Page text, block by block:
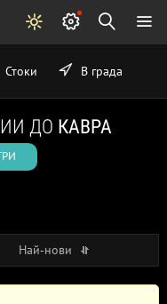
Стоки В града
ДО КАВРА
Най-нови